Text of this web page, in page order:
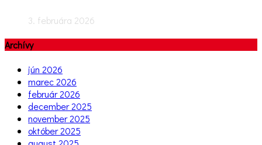
3. februára 2026
Archívy
jún 2026
marec 2026
február 2026
december 2025
november 2025
október 2025